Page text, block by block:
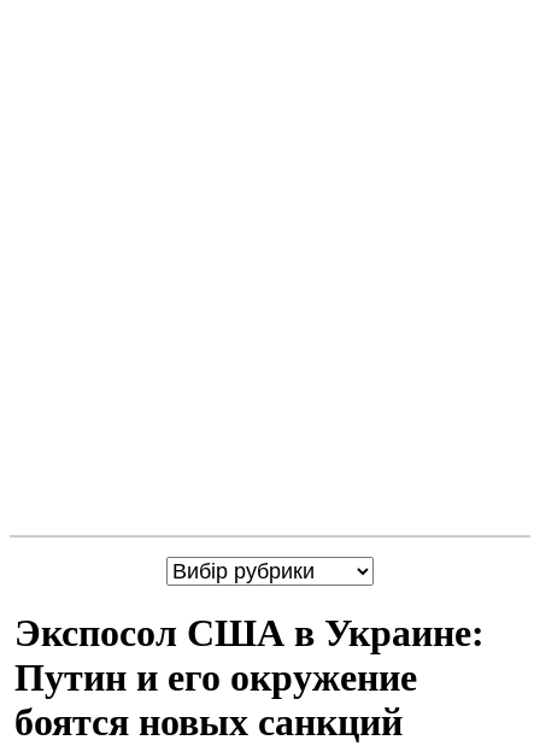
Экспосол США в Украине:
Путин и его окружение
боятся новых санкций